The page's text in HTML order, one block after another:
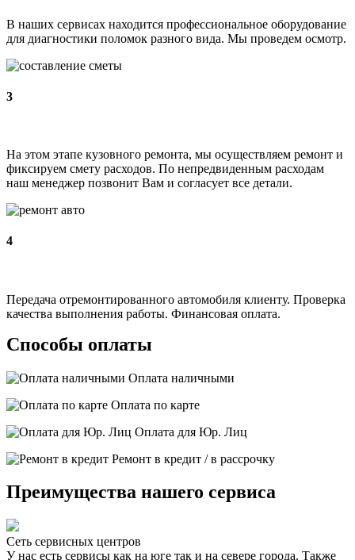
В наших сервисах находится профессиональное оборудование
для диагностики поломок разного вида. Мы проведем осмотр.
3
На этом этапе кузовного ремонта, мы осуществляем ремонт и
фиксируем смету расходов. По непредвиденным расходам
наш менеджер позвонит Вам и согласует все детали.
4
Передача отремонтированного автомобиля клиенту. Проверка
качества выполнения работы. Финансовая оплата.
Способы оплаты
Оплата наличными
Оплата по карте
Оплата для Юр. Лиц
Ремонт в кредит / в рассрочку
Преимущества нашего сервиса
Сеть сервисных центров
У нас есть сервисы как на юге так и на севере города. Также